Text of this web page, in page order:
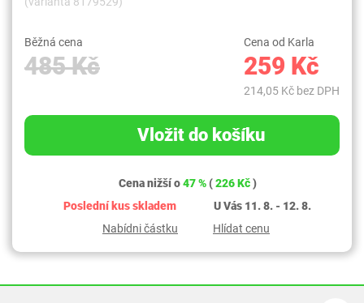
Běžná cena
485 Kč
Cena od Karla
259 Kč
214,05 Kč bez DPH
Vložit do košíku
Cena nižší o47 %(226 Kč)
Poslední kus skladem
U Vás 11. 8. - 12. 8.
Nabídni částku
Hlídat cenu